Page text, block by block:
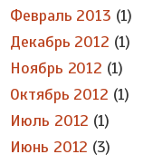
Февраль 2013 (1)
Декабрь 2012 (1)
Ноябрь 2012 (1)
Октябрь 2012 (1)
Июль 2012 (1)
Июнь 2012 (3)